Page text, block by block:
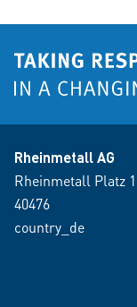
Rheinmetall AG
Rheinmetall Platz 1
40476
country_de